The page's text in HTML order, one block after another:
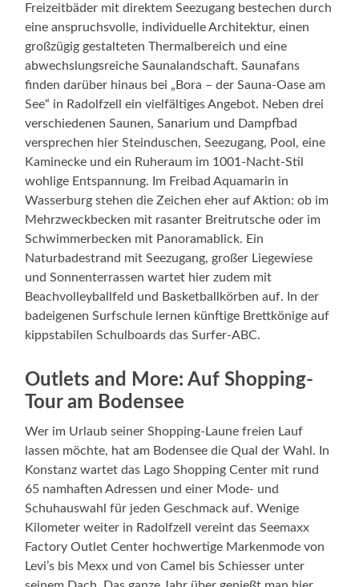
Freizeitbäder mit direktem Seezugang bestechen durch
eine anspruchsvolle, individuelle Architektur, einen
großzügig gestalteten Thermalbereich und eine
abwechslungsreiche Saunalandschaft. Saunafans
finden darüber hinaus bei „Bora – der Sauna-Oase am
See“ in Radolfzell ein vielfältiges Angebot. Neben drei
verschiedenen Saunen, Sanarium und Dampfbad
versprechen hier Steinduschen, Seezugang, Pool, eine
Kaminecke und ein Ruheraum im 1001-Nacht-Stil
wohlige Entspannung. Im Freibad Aquamarin in
Wasserburg stehen die Zeichen eher auf Aktion: ob im
Mehrzweckbecken mit rasanter Breitrutsche oder im
Schwimmerbecken mit Panoramablick. Ein
Naturbadestrand mit Seezugang, großer Liegewiese
und Sonnenterrassen wartet hier zudem mit
Beachvolleyballfeld und Basketballkörben auf. In der
badeigenen Surfschule lernen künftige Brettkönige auf
kippstabilen Schulboards das Surfer-ABC.
Outlets and More: Auf Shopping-
Tour am Bodensee
Wer im Urlaub seiner Shopping-Laune freien Lauf
lassen möchte, hat am Bodensee die Qual der Wahl. In
Konstanz wartet das Lago Shopping Center mit rund
65 namhaften Adressen und einer Mode- und
Schuhauswahl für jeden Geschmack auf. Wenige
Kilometer weiter in Radolfzell vereint das Seemaxx
Factory Outlet Center hochwertige Markenmode von
Levi’s bis Mexx und von Camel bis Schiesser unter